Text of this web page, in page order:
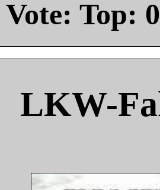
Vote: Top: 0
LKW-